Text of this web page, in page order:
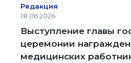
Редакция
18.06.2026
Выступление главы
церемонии
медицинских